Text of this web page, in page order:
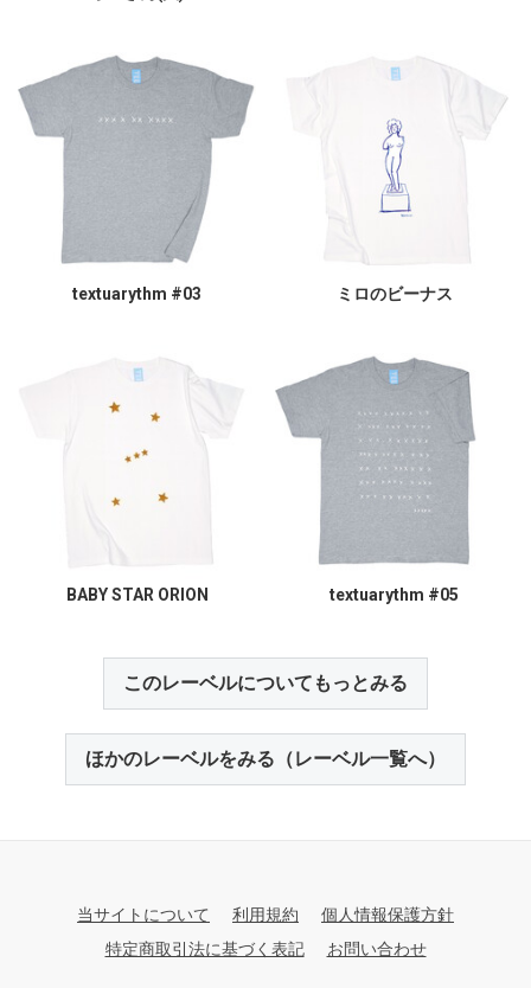
textuarythm #03 ミロのビーナス
BABY STAR ORION textuarythm #05
このレーベルについてもっとみる
ほかのレーベルをみる（レーベル一覧へ）
当サイトについて 利用規約
個人情報保護方針
特定商取引法に基づく表記
お問い合わせ